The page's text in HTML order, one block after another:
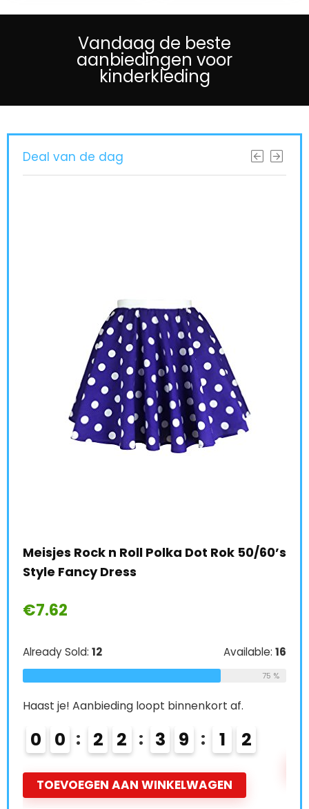
Vandaag de beste
aanbiedingen voor
kinderkleding
Deal van de dag
Meisjes Rock n Roll Polka Dot Rok 50/60’s
Style Fancy Dress
€7.62
Already Sold: 12 Available: 16
75 %
Haast je! Aanbieding loopt binnenkort af.
0 0 2 2 3 9 1
1
2
TOEVOEGEN AAN WINKELWAGEN